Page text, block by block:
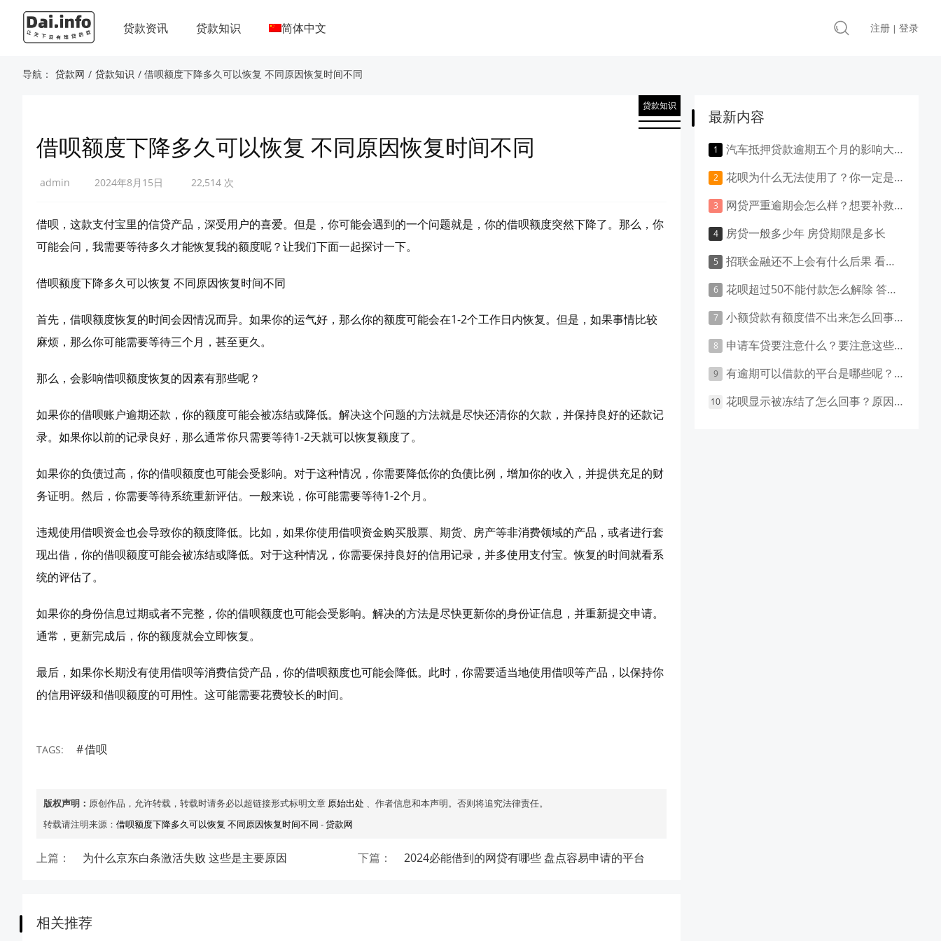
贷款资讯 贷款知识 简体中文 注册 | 登录
导航： 贷款网 / 贷款知识 / 借呗额度下降多久可以恢复 不同原因恢复时间不同
贷款知识
借呗额度下降多久可以恢复 不同原因恢复时间不同
admin 2024年8月15日 22,514 次
借呗，这款支付宝里的信贷产品，深受用户的喜爱。但是，你可能会遇到的一个问题就是，你的借呗额度突然下降了。那么，你
可能会问，我需要等待多久才能恢复我的额度呢？让我们下面一起探讨一下。
借呗额度下降多久可以恢复 不同原因恢复时间不同
首先，借呗额度恢复的时间会因情况而异。如果你的运气好，那么你的额度可能会在1-2个工作日内恢复。但是，如果事情比较
麻烦，那么你可能需要等待三个月，甚至更久。
那么，会影响借呗额度恢复的因素有那些呢？
如果你的借呗账户逾期还款，你的额度可能会被冻结或降低。解决这个问题的方法就是尽快还清你的欠款，并保持良好的还款记
录。如果你以前的记录良好，那么通常你只需要等待1-2天就可以恢复额度了。
如果你的负债过高，你的借呗额度也可能会受影响。对于这种情况，你需要降低你的负债比例，增加你的收入，并提供充足的财
务证明。然后，你需要等待系统重新评估。一般来说，你可能需要等待1-2个月。
违规使用借呗资金也会导致你的额度降低。比如，如果你使用借呗资金购买股票、期货、房产等非消费领域的产品，或者进行套
现出借，你的借呗额度可能会被冻结或降低。对于这种情况，你需要保持良好的信用记录，并多使用支付宝。恢复的时间就看系
统的评估了。
如果你的身份信息过期或者不完整，你的借呗额度也可能会受影响。解决的方法是尽快更新你的身份证信息，并重新提交申请。
通常，更新完成后，你的额度就会立即恢复。
最后，如果你长期没有使用借呗等消费信贷产品，你的借呗额度也可能会降低。此时，你需要适当地使用借呗等产品，以保持你
的信用评级和借呗额度的可用性。这可能需要花费较长的时间。
TAGS: 借呗
版权声明： 原创作品，允许转载，转载时请务必以超链接形式标明文章 原始出处 、作者信息和本声明。否则将追究法律责任。
转载请注明来源： 借呗额度下降多久可以恢复 不同原因恢复时间不同 -贷款网
上篇： 为什么京东白条激活失败 这些是主要原因 下篇： 2024必能借到的网贷有哪些 盘点容易申请的平台
相关推荐
最新内容
汽车抵押贷款逾期五个月的影响大吗？负面影响大吗？
花呗为什么无法使用了？你一定是做了这些事！
网贷严重逾期会怎么样？想要补救就得这样做！
房贷一般多少年 房贷期限是多长
招联金融还不上会有什么后果 看这里就清楚了
花呗超过50不能付款怎么解除 答案是这样的
小额贷款有额度借不出来怎么回事 原因有这几点
申请车贷要注意什么？要注意这些事项！
有逾期可以借款的平台是哪些呢？主要有这些平台！
花呗显示被冻结了怎么回事？原因和应对措施盘点！